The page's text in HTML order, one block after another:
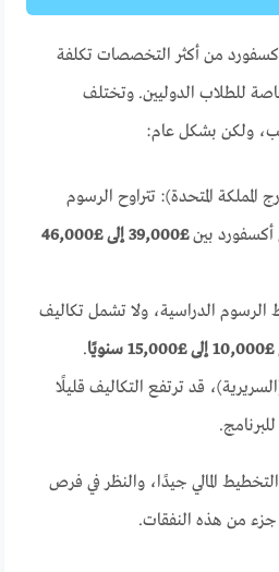
من أكثر التخصصات تكلفة
للطلاب الدوليين. وتختلف
ولكن بشكل عام:
المملكة المتحدة): تتراوح الرسوم
أكسفورد بين
£39,000 إلى £46,000
الدراسية، ولا تشمل تكاليف
£10,000 إلى £15,000 سنويًا
.
قد ترتفع التكاليف قليلًا
المالي جيدًا، والنظر في فرص
جزء من هذه النفقات.